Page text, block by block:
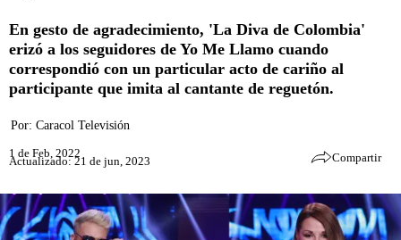
En gesto de agradecimiento, 'La Diva de Colombia'
erizó a los seguidores de Yo Me Llamo cuando
correspondió con un particular acto de cariño al
participante que imita al cantante de reguetón.
Por: Caracol Televisión
1 de Feb, 2022
Actualizado: 21 de jun, 2023 Compartir